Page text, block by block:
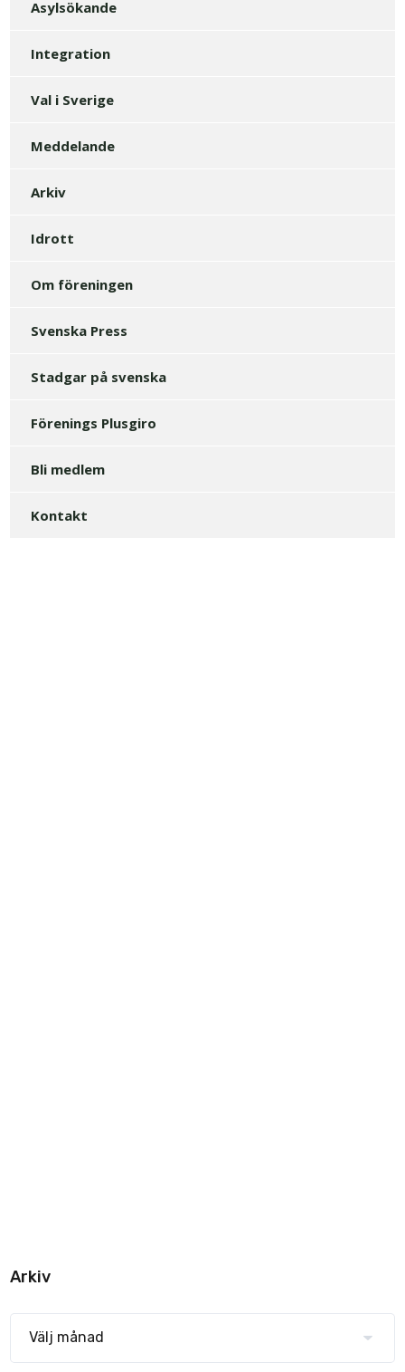
Asylsökande
Integration
Val i Sverige
Meddelande
Arkiv
Idrott
Om föreningen
Svenska Press
Stadgar på svenska
Förenings Plusgiro
Bli medlem
Kontakt
Arkiv